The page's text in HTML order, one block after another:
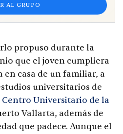
AL GRUPO
propuso durante la
que el joven cumpliera
casa de un familiar, a
universitarios de
Centro Universitario de la
Vallarta, además de
que padece. Aunque el